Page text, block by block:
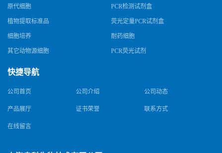
原代细胞 PCR检测试剂盒
植物提取标准品 荧光定量PCR试剂盒
细胞培养 耐药细胞
其它动物源细胞 PCR荧光试剂
快捷导航
公司首页 公司介绍 公司动态
产品展厅 证书荣誉 联系方式
在线留言